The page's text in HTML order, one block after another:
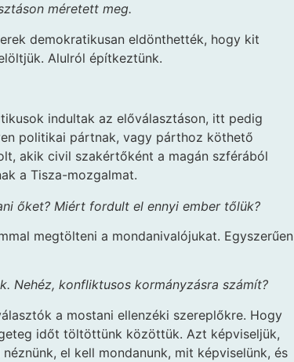
méretett meg.
demokratikusan eldönthették, hogy kit
Alulról építkeztünk.
indultak az előválasztáson, itt pedig
politikai pártnak, vagy párthoz köthető
akik civil szakértőként a magán szférából
a Tisza-mozgalmat.
őket? Miért fordult el ennyi ember tőlük?
megtölteni a mondanivalójukat. Egyszerűen
Nehéz, konfliktusos kormányzásra számít?
a mostani ellenzéki szereplőkre. Hogy
időt töltöttünk közöttük. Azt képviseljük,
el kell mondanunk, mit képviselünk, és